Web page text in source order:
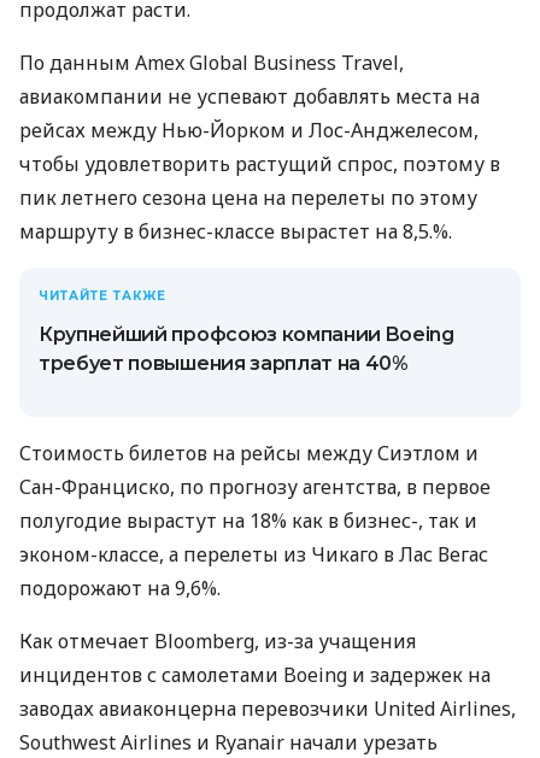
продолжат расти.
По данным Amex Global Business Travel,
авиакомпании не успевают добавлять места на
рейсах между Нью-Йорком и Лос-Анджелесом,
чтобы удовлетворить растущий спрос, поэтому в
пик летнего сезона цена на перелеты по этому
маршруту в бизнес-классе вырастет на 8,5.%.
ЧИТАЙТЕ ТАКЖЕ
Крупнейший профсоюз компании Boeing
требует повышения зарплат на 40%
Стоимость билетов на рейсы между Сиэтлом и
Сан-Франциско, по прогнозу агентства, в первое
полугодие вырастут на 18% как в бизнес-, так и
эконом-классе, а перелеты из Чикаго в Лас Вегас
подорожают на 9,6%.
Как отмечает Bloomberg, из-за учащения
инцидентов с самолетами Boeing и задержек на
заводах авиаконцерна перевозчики United Airlines,
Southwest Airlines и Ryanair начали урезать